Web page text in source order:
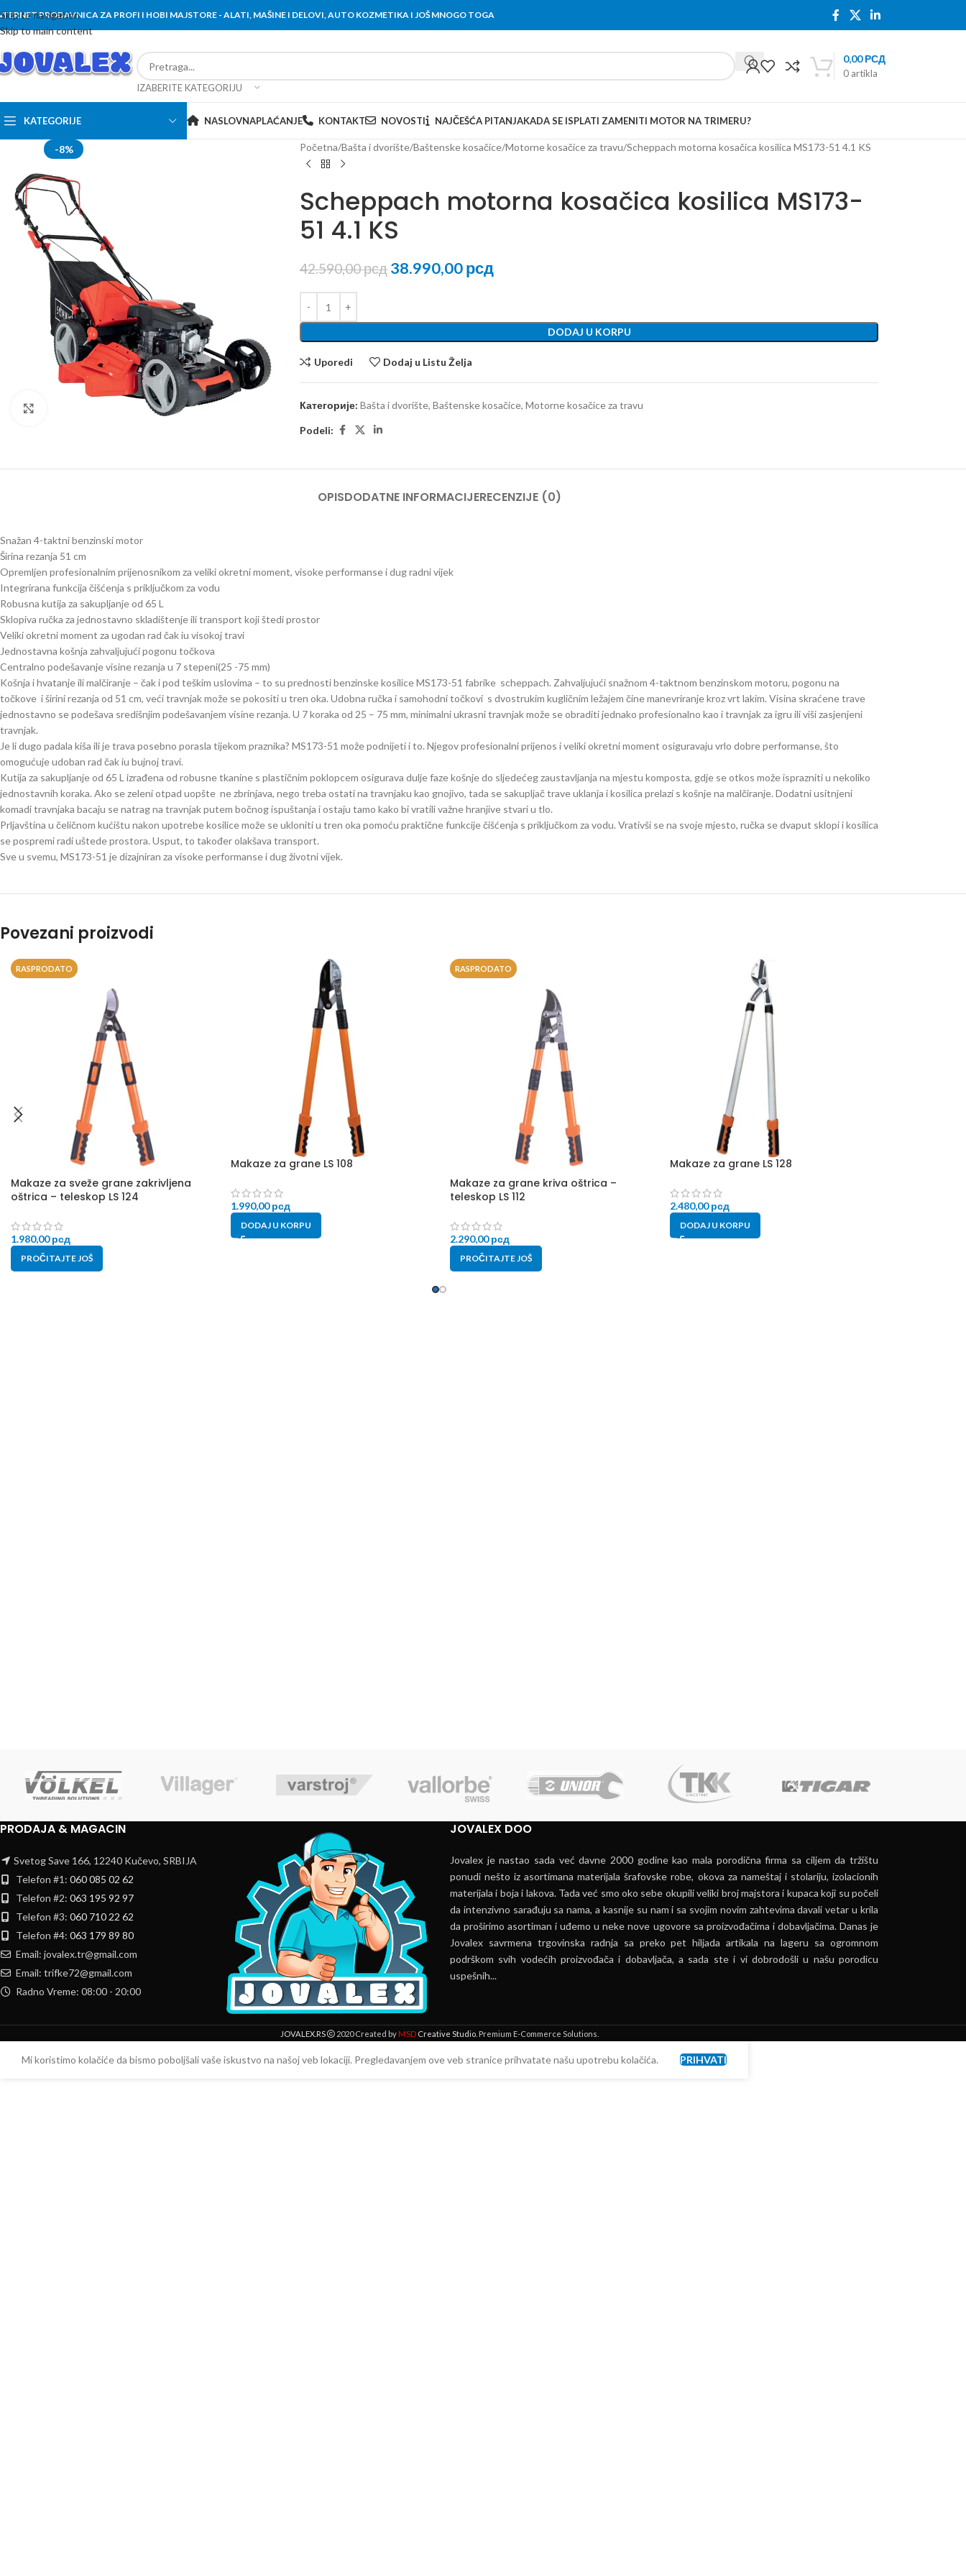
Skip to navigation
Skip to main content
PRODAVNICA ZA PROFI I HOBI MAJSTORE - ALATI, MAŠINE I DELOVI, AUTO KOZMETIKA I JOŠ MNOGO TOGA
IZABERITE KATEGORIJU
0 artikla
0,00РСД
KATEGORIJE NASLOVNAPLAĆANJE KONTAKT NOVOSTI NAJČEŠĆA PITANJAKADA SE ISPLATI ZAMENITI MOTOR NA TRIMERU?
-8% Početna Bašta i dvorište Baštenske kosačice Motorne kosačice za travu Scheppach motorna kosačica kosilica MS173-51 4.1 KS
Scheppach motorna kosačica kosilica MS173-
51 4.1 KS
42.590,00рсд 38.990,00рсд
DODAJ U KORPU
Uporedi Dodaj u Listu Želja
Категорије: Bašta i dvorište, Baštenske kosačice, Motorne kosačice za travu
Podeli:
OPISDODATNE INFORMACIJERECENZIJE (0)
Snažan 4-taktni benzinski motor
Širina rezanja 51 cm
Opremljen profesionalnim prijenosnikom za veliki okretni moment, visoke performanse i dug radni vijek
Integrirana funkcija čišćenja s priključkom za vodu
Robusna kutija za sakupljanje od 65 L
Sklopiva ručka za jednostavno skladištenje ili transport koji štedi prostor
Veliki okretni moment za ugodan rad čak iu visokoj travi
Jednostavna košnja zahvaljujući pogonu točkova
Centralno podešavanje visine rezanja u 7 stepeni(25 -75 mm)
Košnja i hvatanje ili malčiranje – čak i pod teškim uslovima – to su prednosti benzinske kosilice MS173-51 fabrike scheppach. Zahvaljujući snažnom 4-taktnom benzinskom motoru, pogonu na
točkove i širini rezanja od 51 cm, veći travnjak može se pokositi u tren oka. Udobna ručka i samohodni točkovi s dvostrukim kugličnim ležajem čine manevriranje kroz vrt lakim. Visina skraćene trave
jednostavno se podešava središnjim podešavanjem visine rezanja. U 7 koraka od 25 – 75 mm, minimalni ukrasni travnjak može se obraditi jednako profesionalno kao i travnjak za igru ​​ili viši zasjenjeni
travnjak.
Je li dugo padala kiša ili je trava posebno porasla tijekom praznika? MS173-51 može podnijeti i to. Njegov profesionalni prijenos i veliki okretni moment osiguravaju vrlo dobre performanse, što
omogućuje udoban rad čak iu bujnoj travi.
Kutija za sakupljanje od 65 L izrađena od robusne tkanine s plastičnim poklopcem osigurava dulje faze košnje do sljedećeg zaustavljanja na mjestu komposta, gdje se otkos može isprazniti u nekoliko
jednostavnih koraka. Ako se zeleni otpad uopšte ne zbrinjava, nego treba ostati na travnjaku kao gnojivo, tada se sakupljač trave uklanja i kosilica prelazi s košnje na malčiranje. Dodatni usitnjeni
komadi travnjaka bacaju se natrag na travnjak putem bočnog ispuštanja i ostaju tamo kako bi vratili važne hranjive stvari u tlo.
Prljavština u čeličnom kućištu nakon upotrebe kosilice može se ukloniti u tren oka pomoću praktične funkcije čišćenja s priključkom za vodu. Vrativši se na svoje mjesto, ručka se dvaput sklopi i kosilica
se pospremi radi uštede prostora. Usput, to također olakšava transport.
Sve u svemu, MS173-51 je dizajniran za visoke performanse i dug životni vijek.
Povezani proizvodi
RASPRODATO
Makaze za sveže grane zakrivljena
oštrica – teleskop LS 124
1.980,00рсд
PROČITAJTE JOŠ
Makaze za grane LS 108
1.990,00рсд
DODAJ U KORPU
RASPRODATO
Makaze za grane kriva oštrica –
teleskop LS 112
2.290,00рсд
PROČITAJTE JOŠ
Makaze za grane LS 128
2.480,00рсд
DODAJ U KORPU
PRODAJA & MAGACIN
Svetog Save 166, 12240 Kučevo, SRBIJA
Telefon #1: 060 085 02 62
Telefon #2: 063 195 92 97
Telefon #3: 060 710 22 62
Telefon #4: 063 179 89 80
Email: jovalex.tr@gmail.com
Email: trifke72@gmail.com
Radno Vreme: 08:00 - 20:00
JOVALEX DOO
Jovalex je nastao sada već davne 2000 godine kao mala porodična firma sa ciljem da tržištu
ponudi nešto iz asortimana materijala šrafovske robe, okova za nameštaj i stolariju, izolacionih
materijala i boja i lakova. Tada već smo oko sebe okupili veliki broj majstora i kupaca koji su počeli
da intenzivno sarađuju sa nama, a kasnije su nam i sa svojim novim zahtevima davali vetar u krila
da proširimo asortiman i uđemo u neke nove ugovore sa proizvođačima i dobavljačima. Danas je
Jovalex savrmena trgovinska radnja sa preko pet hiljada artikala na lageru sa ogromnom
podrškom svih vodećih proizvođača i dobavljača, a sada ste i vi dobrodošli u našu porodicu
uspešnih...
JOVALEX.RS 2020 Created byMSDCreative Studio. Premium E-Commerce Solutions.
Mi koristimo kolačiće da bismo poboljšali vaše iskustvo na našoj veb lokaciji. Pregledavanjem ove veb stranice prihvatate našu upotrebu kolačića. PRIHVATI